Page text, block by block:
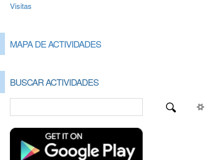
Visitas
MAPA DE ACTIVIDADES
BUSCAR ACTIVIDADES